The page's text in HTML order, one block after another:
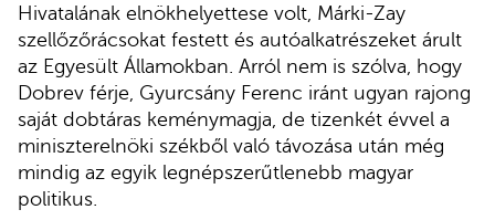
Hivatalának elnökhelyettese volt, Márki-Zay
szellőzőrácsokat festett és autóalkatrészeket árult
az Egyesült Államokban. Arról nem is szólva, hogy
Dobrev férje, Gyurcsány Ferenc iránt ugyan rajong
saját dobtáras keménymagja, de tizenkét évvel a
miniszterelnöki székből való távozása után még
mindig az egyik legnépszerűtlenebb magyar
politikus.